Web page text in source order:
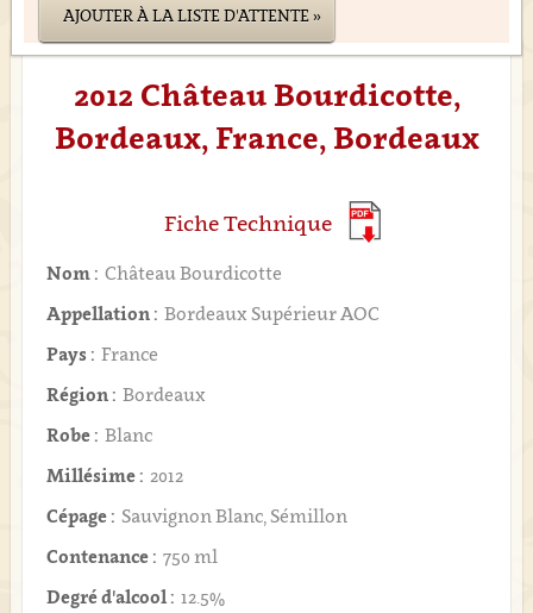
AJOUTER À LA LISTE D'ATTENTE »
2012 Château Bourdicotte,
Bordeaux, France, Bordeaux
Fiche Technique
Nom : Château Bourdicotte
Appellation : Bordeaux Supérieur AOC
Pays : France
Région : Bordeaux
Robe : Blanc
Millésime : 2012
Cépage : Sauvignon Blanc, Sémillon
Contenance : 750 ml
Degré d'alcool : 12.5%